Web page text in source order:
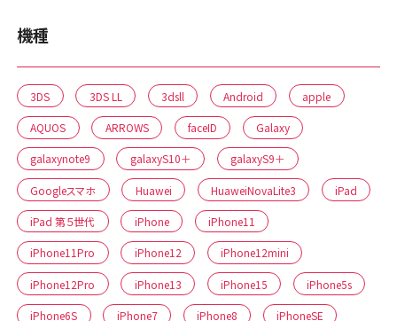
機種
3DS 3DS LL 3dsll Android apple
AQUOS ARROWS faceID Galaxy
galaxynote9 galaxyS10＋ galaxyS9＋
Googleスマホ Huawei HuaweiNovaLite3 iPad
iPad 第５世代 iPhone iPhone11
iPhone11Pro iPhone12 iPhone12mini
iPhone12Pro iPhone13 iPhone15 iPhone5s
iPhone6S iPhone7 iPhone8 iPhoneSE